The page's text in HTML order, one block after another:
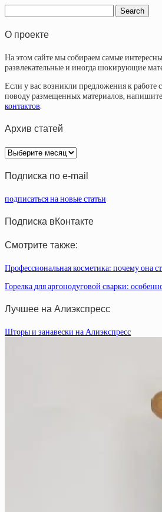
О проекте
На этом сайте мы собираем самые
развлекательные и иногда шокирующие
Если у вас возникли предложения к работе
поводу размещенных материалов,
контактов.
Архив статей
Архив
статей
Подписка по e-mail
подписаться на новые статьи
Подписка вКонтакте
Смотрите также:
Профессиональная косметика: почему она
Горелка для аргонодуговой сварки:
Лучшее на Алиэкспресс
Шторы и занавески на Алиэкспресс